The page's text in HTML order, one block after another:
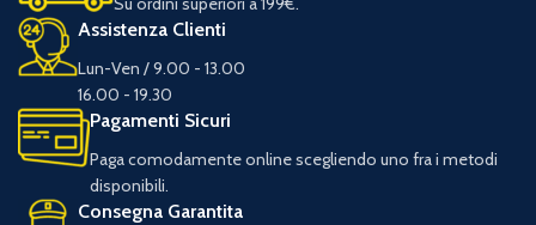
Assistenza Clienti
Lun-Ven / 9.00 - 13.00
16.00 - 19.30
Pagamenti Sicuri
Paga comodamente online scegliendo uno fra i metodi
disponibili.
Consegna Garantita